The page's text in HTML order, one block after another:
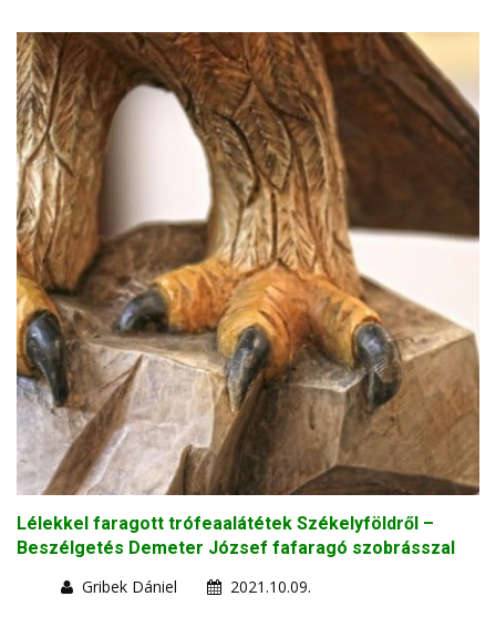
Lélekkel faragott trófeaalátétek Székelyföldről –
Beszélgetés Demeter József fafaragó szobrásszal
Gribek Dániel
2021.10.09.